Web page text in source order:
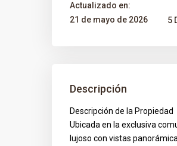
Actualizado en:
21 de mayo de 2026
5
Descripción
Descripción de la Propiedad
Ubicada en la exclusiva
lujoso con vistas